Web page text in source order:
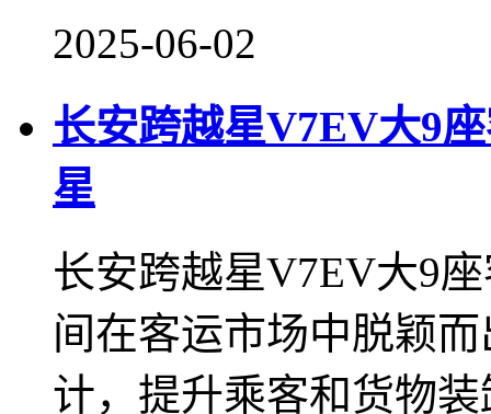
2025-06-02
长安跨越星V7EV大9
星
长安跨越星V7EV大9
间在客运市场中脱颖
计，提升乘客和货物